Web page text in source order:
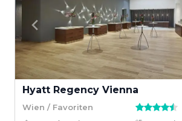
Hyatt Regency Vienna
Wien / Favoriten